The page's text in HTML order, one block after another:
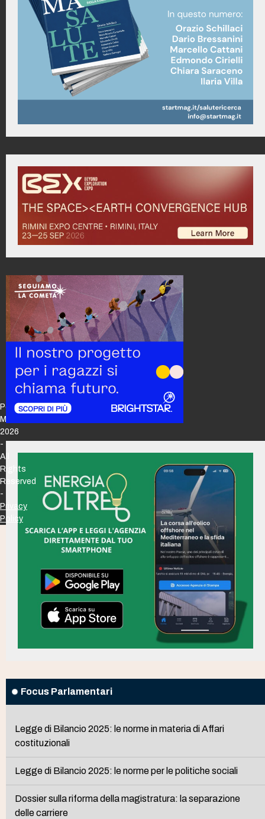
Focus Parlamentari
Legge di Bilancio 2025: le norme in materia di Affari
costituzionali
Legge di Bilancio 2025: le norme per le politiche sociali
Dossier sulla riforma della magistratura: la separazione
delle carriere
Policy
Maker
2026
-
All
Rights
Reserved
-
Privacy
Policy